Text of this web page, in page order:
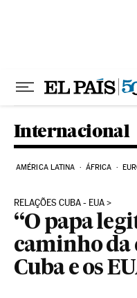
Internacional
AMÉRICA LATINA ÁFRICA
RELAÇÕES CUBA - EUA
“O papa
caminho da
Cuba e os